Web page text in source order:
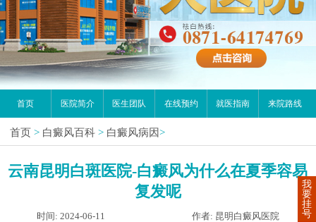
首页 医院简介 医生团队 在线预约 就医指南 来院路线
首页 > 白癜风百科 > 白癜风病因>
云南昆明白斑医院-白癜风为什么在夏季容易
复发呢
时间: 2024-06-11 作者: 昆明白癜风医院
我
要
挂
号